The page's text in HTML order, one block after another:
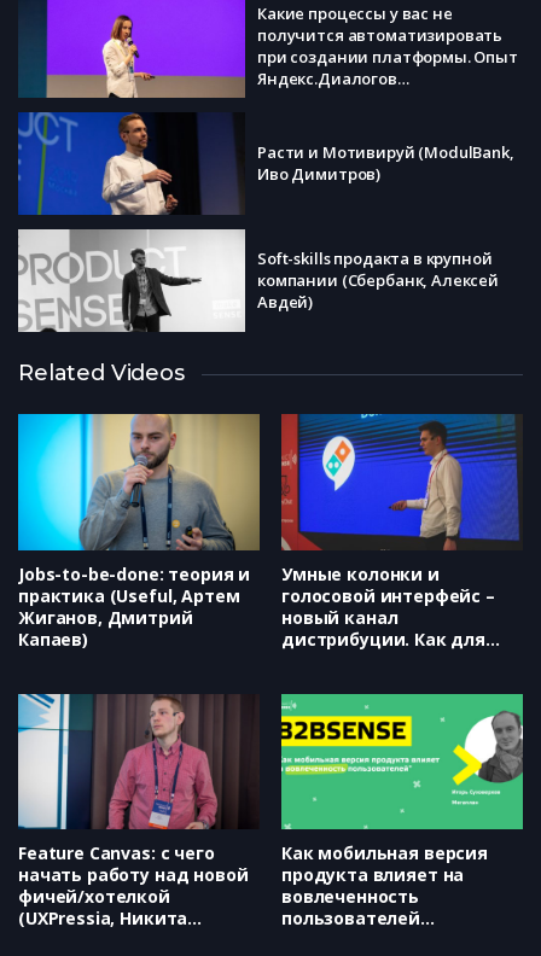
Какие процессы у вас не
получится автоматизировать
при создании платформы. Опыт
Яндекс.Диалогов
Расти и Мотивируй (ModulBank,
Иво Димитров)
Soft-skills продакта в крупной
компании (Сбербанк, Алексей
Авдей)
менеджеров (Яндекс, Андрей
Гевак)
Как распознать имитацию
стратегии? (Системный Подход,
Дмитрий Безуглый)
Related Videos
Jobs-to-be-done: теория и
практика (Useful, Артем
Жиганов, Дмитрий
Капаев)
Умные колонки и
голосовой интерфейс –
новый канал
дистрибуции. Как для
Бондаренко)
Feature Canvas: с чего
начать работу над новой
фичей/хотелкой
(UXPressia, Никита
Как мобильная версия
продукта влияет на
вовлеченность
пользователей